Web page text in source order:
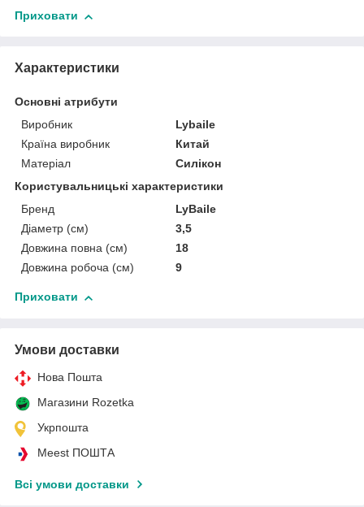
Приховати
Характеристики
Основні атрибути
Виробник
Lybaile
Країна виробник
Китай
Матеріал
Силікон
Користувальницькі характеристики
Бренд
LyBaile
Діаметр (см)
3,5
Довжина повна (см)
18
Довжина робоча (см)
9
Приховати
Умови доставки
Нова Пошта
Магазини Rozetka
Укрпошта
Meest ПОШТА
Всі умови доставки